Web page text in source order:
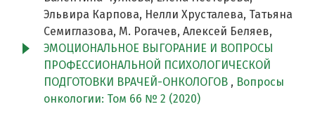
Эльвира Карпова, Нелли Хрусталева, Татьяна
Семиглазова, М. Рогачев, Алексей Беляев,
ЭМОЦИОНАЛЬНОЕ ВЫГОРАНИЕ И ВОПРОСЫ
ПРОФЕССИОНАЛЬНОЙ ПСИХОЛОГИЧЕСКОЙ
ПОДГОТОВКИ ВРАЧЕЙ-ОНКОЛОГОВ , Вопросы
онкологии: Том 66 № 2 (2020)